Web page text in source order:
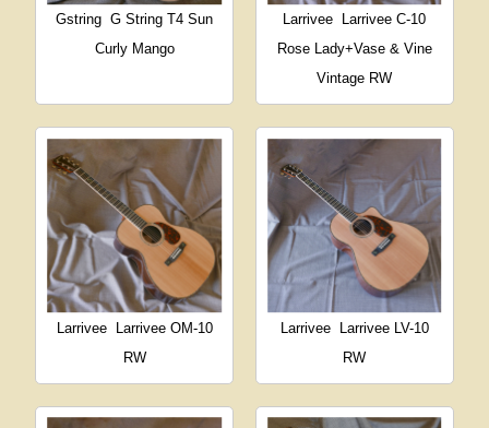
Gstring G String T4 Sun
Curly Mango
Larrivee
Larrivee C-10
Rose Lady+Vase & Vine
Vintage RW
Larrivee
Larrivee OM-10
RW
Larrivee
Larrivee LV-10
RW